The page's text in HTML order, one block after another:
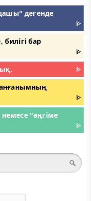
дегенде
ᐈ
билігі бар
ᐈ
ᐈ
ᐈ
"әңгіме
ᐈ